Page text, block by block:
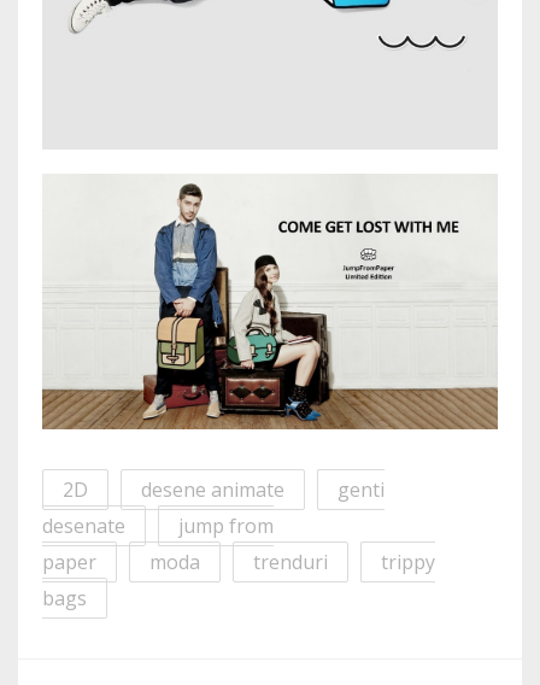
2D desene animate
genti
desenate
jump from
paper
moda trenduri
trippy
bags